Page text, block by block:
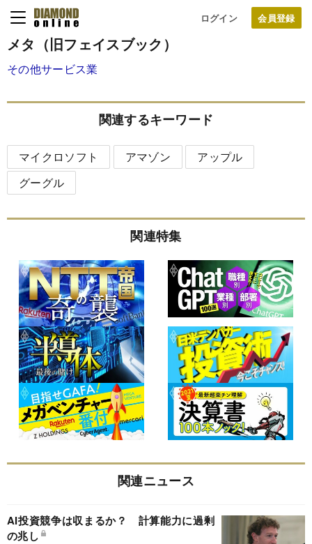
ログイン
メタ（旧フェイスブック）
その他サービス業
関連するキーワード
マイクロソフト アマゾン
アップル
グーグル
関連特集
関連ニュース
AI投資競争は収まるか？ 計算能力に過剰
の兆し